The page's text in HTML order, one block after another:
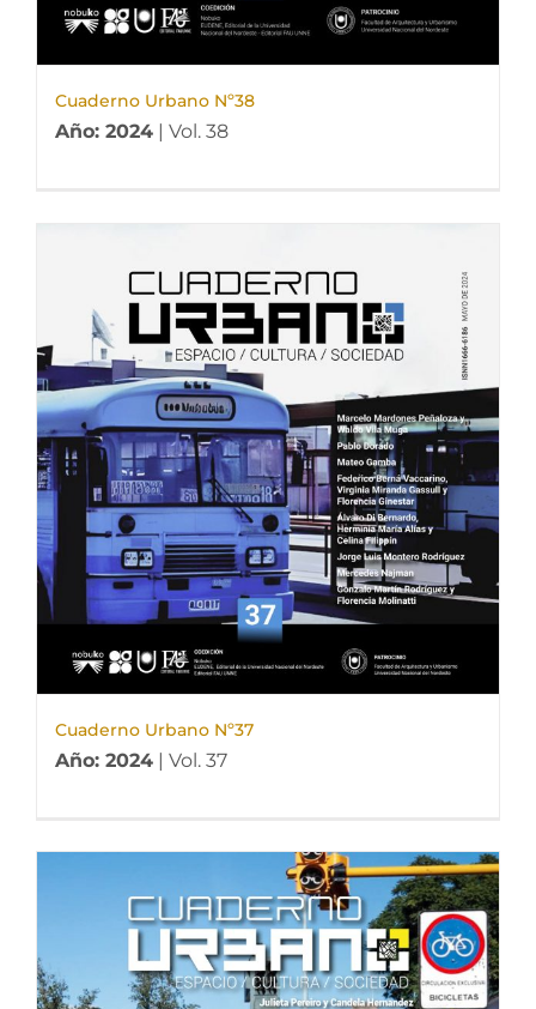
Cuaderno Urbano Nº38
Año: 2024 | Vol. 38
Cuaderno Urbano Nº37
Año: 2024 | Vol. 37